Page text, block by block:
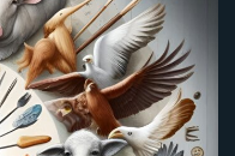
Message
of
Veganism:
Challenging
the